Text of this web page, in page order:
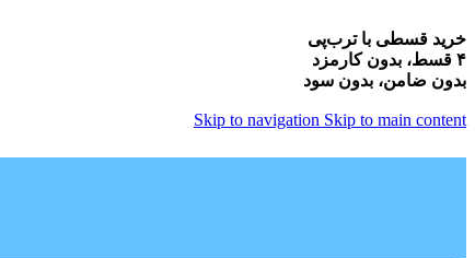
خرید قسطی با ترب‌پی
۴ قسط، بدون کارمزد
بدون ضامن، بدون سود
Skip to navigation Skip to main content